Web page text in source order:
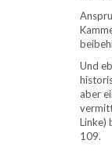
Und
aber
Linke)
109.